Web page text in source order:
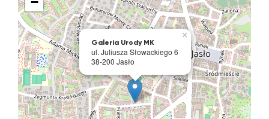
Galeria Urody MK
ul. Juliusza Słowackiego 6
38-200 Jasło
×